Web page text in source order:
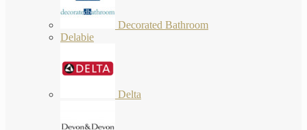
Decorated Bathroom
Delabie
Delta